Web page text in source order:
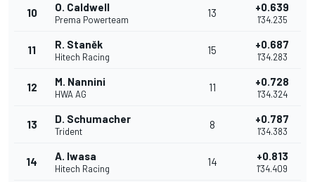
10 O. Caldwell
Prema Powerteam
13 +0.639
1'34.235
11 R. Staněk
Hitech Racing
15 +0.687
1'34.283
12 M. Nannini
HWA AG
11 +0.728
1'34.324
13 D. Schumacher
Trident
8 +0.787
1'34.383
14 A. Iwasa
Hitech Racing
14 +0.813
1'34.409